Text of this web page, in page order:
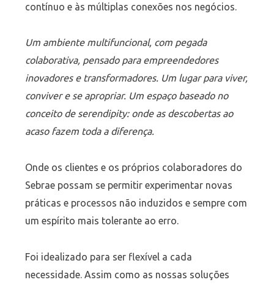
contínuo e às múltiplas conexões nos negócios.
Um ambiente multifuncional, com pegada
colaborativa, pensado para empreendedores
inovadores e transformadores. Um lugar para viver,
conviver e se apropriar. Um espaço baseado no
conceito de serendipity: onde as descobertas ao
acaso fazem toda a diferença.
Onde os clientes e os próprios colaboradores do
Sebrae possam se permitir experimentar novas
práticas e processos não induzidos e sempre com
um espírito mais tolerante ao erro.
Foi idealizado para ser flexível a cada
necessidade. Assim como as nossas soluções